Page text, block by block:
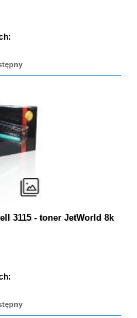
3115 - toner JetWorld 8k